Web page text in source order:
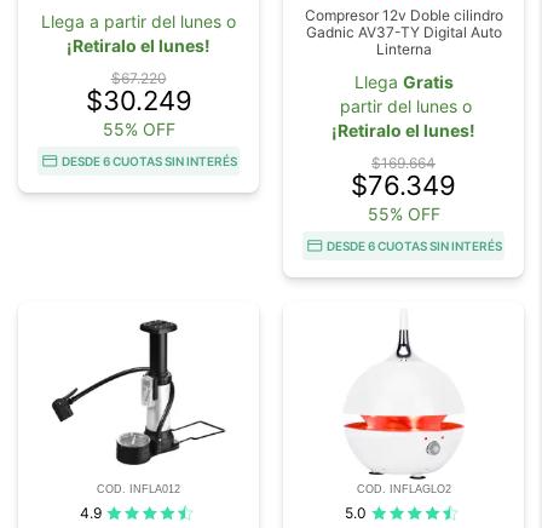
Llega a partir del lunes o
¡Retiralo el lunes!
$67.220
$30.249
55% OFF
DESDE 6 CUOTAS SIN INTERÉS
Compresor 12v Doble cilindro
Gadnic AV37-TY Digital Auto
Linterna
Llega Gratis
partir del lunes o
¡Retiralo el lunes!
$169.664
$76.349
55% OFF
DESDE 6 CUOTAS SIN INTERÉS
COD. INFLA012
4.9
COD. INFLAGLO2
5.0